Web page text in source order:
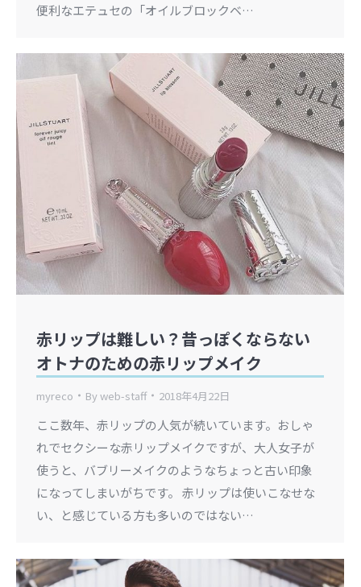
便利なエテュセの「オイルブロックベ…
赤リップは難しい？昔っぽくならない
オトナのための赤リップメイク
myreco Byweb-staff 2018年4月22日
ここ数年、赤リップの人気が続いています。おしゃ
れでセクシーな赤リップメイクですが、大人女子が
使うと、バブリーメイクのようなちょっと古い印象
になってしまいがちです。 赤リップは使いこなせな
い、と感じている方も多いのではない…